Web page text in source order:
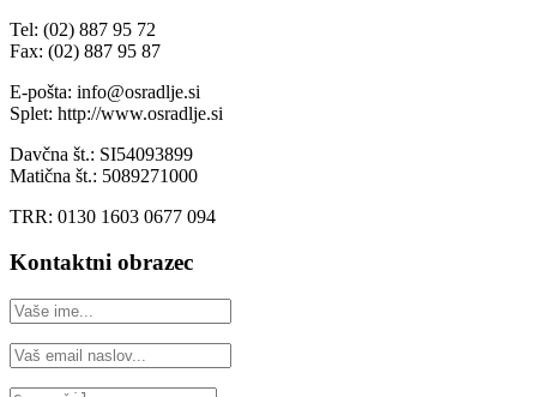
Tel: (02) 887 95 72
Fax: (02) 887 95 87
E-pošta: info@osradlje.si
Splet: http://www.osradlje.si
Davčna št.: SI54093899
Matična št.: 5089271000
TRR: 0130 1603 0677 094
Kontaktni obrazec